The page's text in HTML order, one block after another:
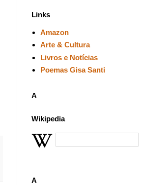
Links
Amazon
Arte & Cultura
Livros e Notícias
Poemas Gisa Santi
A
Wikipedia
A